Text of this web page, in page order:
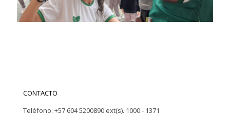
CONTACTO
Teléfono: +57 604 5200890 ext(s). 1000 - 1371